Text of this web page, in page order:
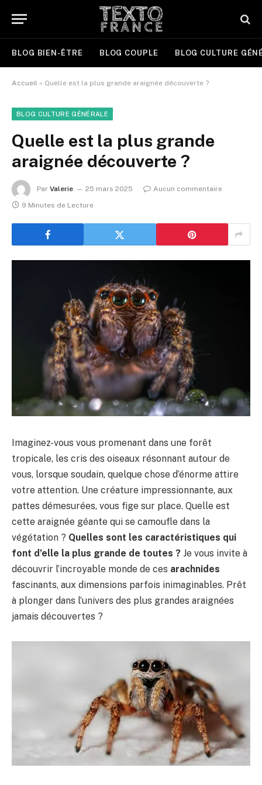
BLOG BIEN-ÊTRE BLOG COUPLE BLOG CULTURE
Accueil » Quelle est la plus grande araignée découverte ?
BLOG CULTURE GÉNÉRALE
Quelle est la plus grande
araignée découverte ?
Par Valerie 25 mars 2025
Aucun commentaire
9 Minutes de Lecture
Imaginez-vous vous promenant dans une forêt
tropicale, les cris des oiseaux résonnant autour de
vous, lorsque soudain, quelque chose d’énorme attire
votre attention. Une créature impressionnante, aux
pattes démesurées, vous fige sur place. Quelle est
cette araignée géante qui se camoufle dans la
végétation ? Quelles sont les caractéristiques qui
font d’elle la plus grande de toutes ? Je vous invite à
découvrir l’incroyable monde de ces arachnides
fascinants, aux dimensions parfois inimaginables. Prêt
à plonger dans l’univers des plus grandes araignées
jamais découvertes ?